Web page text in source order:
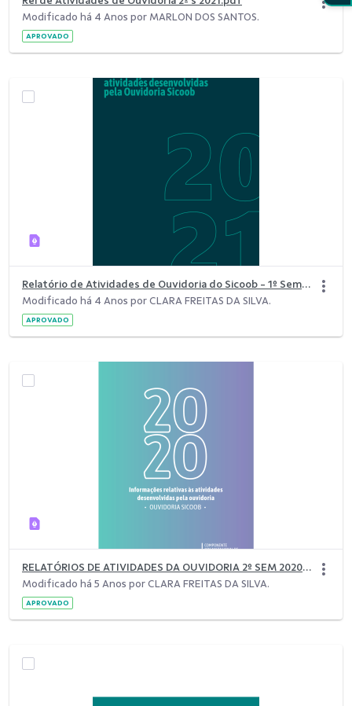
Modificado há 4 Anos por MARLON DOS SANTOS.
APROVADO
Relatório de Atividades de Ouvidoria do Sicoob - 1º Semestre 2021.pdf
Modificado há 4 Anos por CLARA FREITAS DA SILVA.
APROVADO
RELATÓRIOS DE ATIVIDADES DA OUVIDORIA 2º SEM 2020 (1).pdf
Modificado há 5 Anos por CLARA FREITAS DA SILVA.
APROVADO